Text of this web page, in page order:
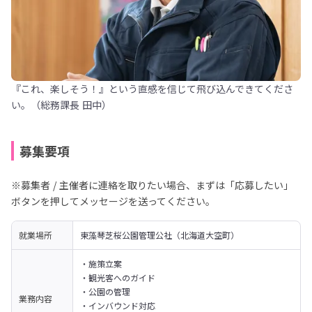
『これ、楽しそう！』という直感を信じて飛び込んできてくださ
い。（総務課長 田中）
募集要項
※募集者 / 主催者に連絡を取りたい場合、まずは「応募したい」
ボタンを押してメッセージを送ってください。
就業場所 東藻琴芝桜公園管理公社（北海道大空町）
業務内容
・施策立案
・観光客へのガイド
・公園の管理
・インバウンド対応